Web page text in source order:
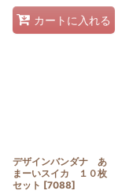
カートに入れる
デザインバンダナ あ
まーいスイカ １０枚
セット [7088]